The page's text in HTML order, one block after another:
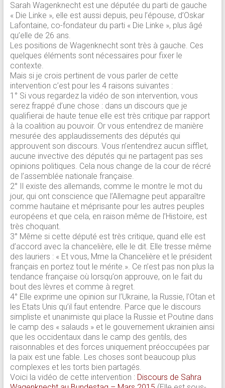
Sarah Wagenknecht est une députée du parti de gauche
« Die Linke », elle est aussi depuis, peu l’épouse, d’Oskar
Lafontaine, co-fondateur du parti « Die Linke », plus âgé
qu’elle de 26 ans.
Les positions de Wagenknecht sont très à gauche. Ces
quelques éléments sont nécessaires pour fixer le
contexte.
Mais si je crois pertinent de vous parler de cette
intervention c’est pour les 4 raisons suivantes :
1° Si vous regardez la vidéo de son intervention, vous
serez frappé d’une chose : dans un discours que je
qualifierai de haute tenue elle est très critique par rapport
à la coalition au pouvoir. Or vous entendrez de manière
mesurée des applaudissements des députés qui
approuvent son discours. Vous n’entendrez aucun sifflet,
aucune invective des députés qui ne partagent pas ses
opinions politiques. Cela nous change de la cour de récré
de l’assemblée nationale française.
2° Il existe des allemands, comme le montre le mot du
jour, qui ont conscience que l’Allemagne peut apparaître
comme hautaine et méprisante pour les autres peuples
européens et que cela, en raison même de l’Histoire, est
très choquant.
3° Même si cette député est très critique, quand elle est
d’accord avec la chancelière, elle le dit. Elle tresse même
des lauriers : « Et vous, Mme la Chancelière et le président
français en portez tout le mérite.». Ce n’est pas non plus la
tendance française où lorsqu’on approuve, on le fait du
bout des lèvres et comme à regret.
4° Elle exprime une opinion sur l’Ukraine, la Russie, l’Otan et
les Etats Unis qu’il faut entendre. Parce que le discours
simpliste et unanimiste qui place la Russie et Poutine dans
le camp des « salauds » et le gouvernement ukrainien ainsi
que les occidentaux dans le camp des gentils, des
raisonnables et des forces uniquement préoccupées par
la paix est une fable. Les choses sont beaucoup plus
complexes et les torts bien partagés.
Voici la vidéo de cette intervention : Discours de Sahra